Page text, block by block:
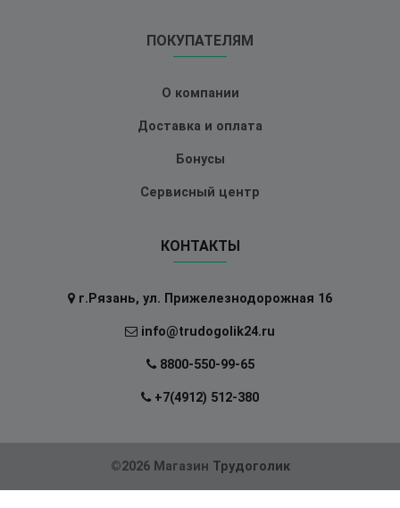
ПОКУПАТЕЛЯМ
О компании
Доставка и оплата
Бонусы
Сервисный центр
КОНТАКТЫ
г.Рязань, ул. Прижелезнодорожная 16
info@trudogolik24.ru
8800-550-99-65
+7(4912) 512-380
©2026 Магазин Трудоголик